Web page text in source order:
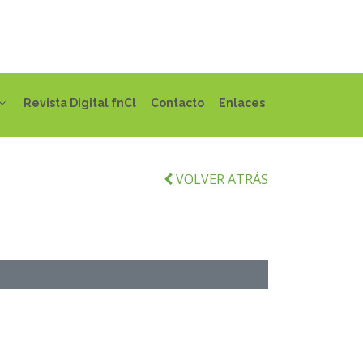
Revista Digital fnCl Contacto Enlaces
VOLVER ATRÁS